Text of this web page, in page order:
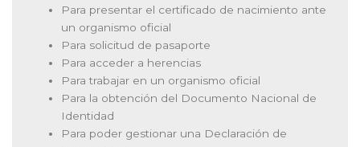
Para presentar el certificado de nacimiento ante
un organismo oficial
Para solicitud de pasaporte
Para acceder a herencias
Para trabajar en un organismo oficial
Para la obtención del Documento Nacional de
Identidad
Para poder gestionar una Declaración de